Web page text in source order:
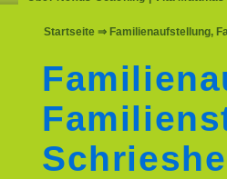
Startseite ⇒ Familienaufstellung,